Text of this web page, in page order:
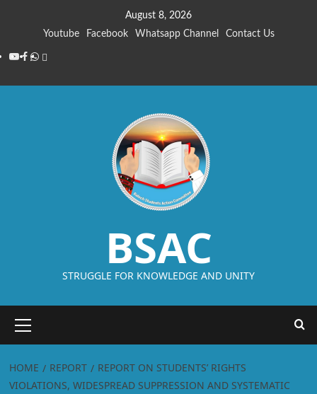
August 8, 2026
Youtube
Facebook Whatsapp Channel Contact Us
BSAC
STRUGGLE FOR KNOWLEDGE AND UNITY
HOME REPORT
REPORT ON STUDENTS’ RIGHTS
VIOLATIONS, WIDESPREAD SUPPRESSION AND SYSTEMATIC